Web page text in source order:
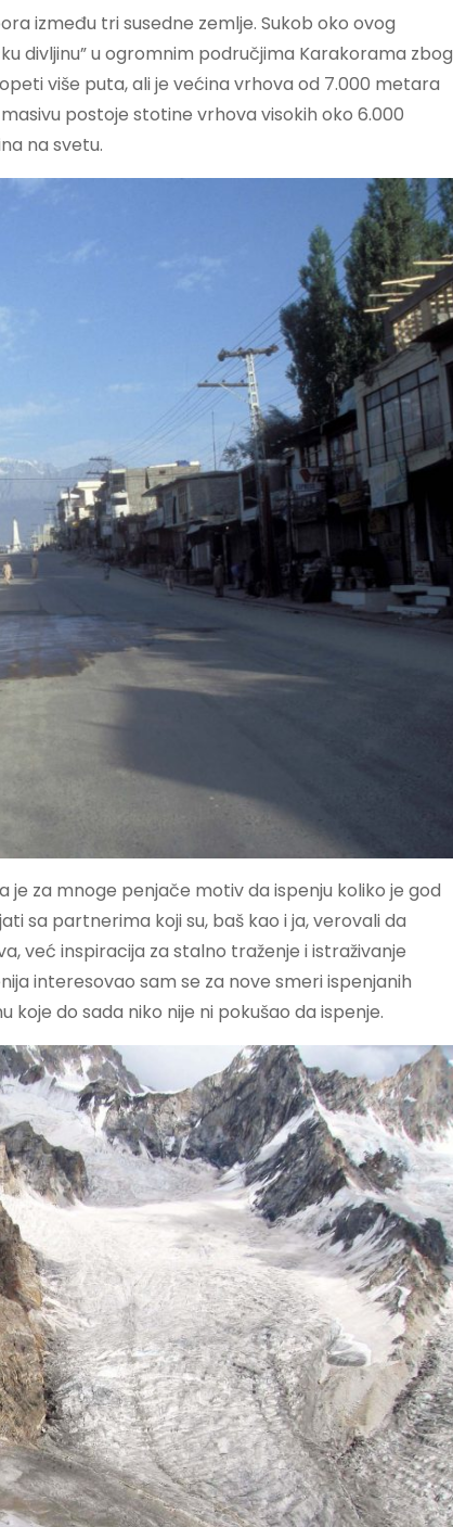
između tri susedne zemlje. Sukob oko ovog
divljinu” u ogromnim područjima Karakorama zbog
više puta, ali je većina vrhova od 7.000 metara
postoje stotine vrhova visokih oko 6.000
na svetu.
je za mnoge penjače motiv da ispenju koliko je god
sa partnerima koji su, baš kao i ja, verovali da
već inspiracija za stalno traženje i istraživanje
interesovao sam se za nove smeri ispenjanih
koje do sada niko nije ni pokušao da ispenje.